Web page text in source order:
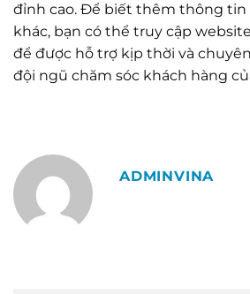
đỉnh cao. Để biết thêm thông tin
khác, bạn có thể truy cập website
để được hỗ trợ kịp thời và
đội ngũ chăm sóc khách hàng
ADMINVINA